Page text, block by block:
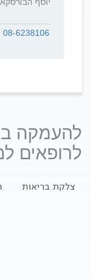
08-6238106
להעמקה
לרופאים
צלקת בריאות